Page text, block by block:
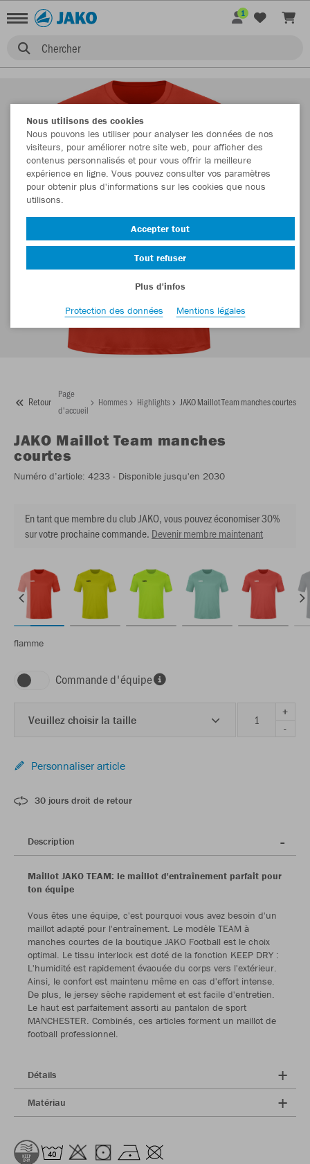
Chercher
1
Retour
Page
d'accueil
Hommes Highlights JAKO Maillot Team manches courtes
JAKO Maillot Team manches
courtes
Numéro d’article: 4233 - Disponible jusqu'en 2030
En tant que membre du club JAKO, vous pouvez économiser 30%
sur votre prochaine commande. Devenir membre maintenant
flamme
Commande d'équipe
Veuillez choisir la taille
+
-
Personnaliser article
30 jours droit de retour
Description
Maillot JAKO TEAM: le maillot d'entraînement parfait pour
ton équipe
Vous êtes une équipe, c'est pourquoi vous avez besoin d'un
maillot adapté pour l'entraînement. Le modèle TEAM à
manches courtes de la boutique JAKO Football est le choix
optimal. Le tissu interlock est doté de la fonction KEEP DRY :
L'humidité est rapidement évacuée du corps vers l'extérieur.
Ainsi, le confort est maintenu même en cas d'effort intense.
De plus, le jersey sèche rapidement et est facile d'entretien.
Le haut est parfaitement assorti au pantalon de sport
MANCHESTER. Combinés, ces articles forment un maillot de
football professionnel.
Détails
Matériau
Nous utilisons des cookies
Nous pouvons les utiliser pour analyser les données de nos
visiteurs, pour améliorer notre site web, pour afficher des
contenus personnalisés et pour vous offrir la meilleure
expérience en ligne. Vous pouvez consulter vos paramètres
pour obtenir plus d'informations sur les cookies que nous
utilisons.
Accepter tout
Tout refuser
Plus d'infos
Protection des données
Mentions légales